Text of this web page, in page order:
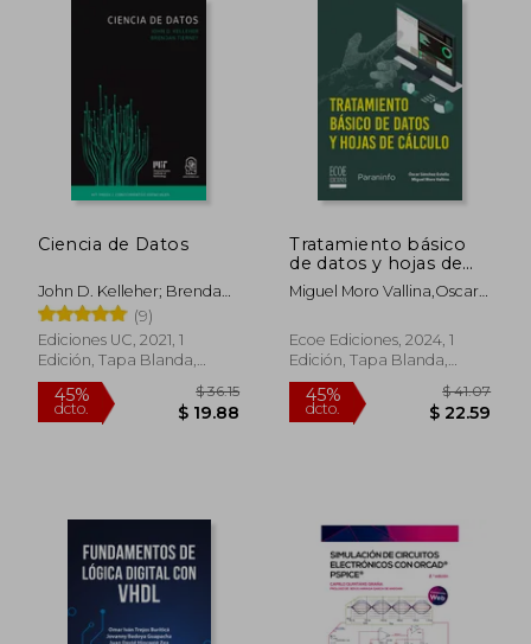
Ciencia de Datos
John D. Kelleher; Brendan
Tierney
(9)
Ediciones UC, 2021, 1
Edición, Tapa Blanda,
Nuevo
45%
dcto.
Tratamiento básico
de datos y hojas de
cálculo
Miguel Moro Vallina,Oscar
Ecoe Ediciones, 2024, 1
Edición, Tapa Blanda,
Nuevo
45%
dcto.